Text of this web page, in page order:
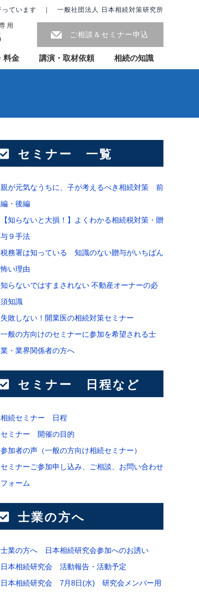
用
ご相談＆セミナー申込
っています ｜ 一般社団法人 日本相続対策研究所
料金 講演・取材依頼 相続の知識
セミナー 一覧
親が元気なうちに、子が考えるべき相続対策 前
編・後編
【知らないと大損！】よくわかる相続税対策・贈
与９手法
税務署は知っている 知識のない贈与がいちばん
怖い理由
知らないではすまされない 不動産オーナーの必
須知識
失敗しない！開業医の相続対策セミナー
一般の方向けのセミナーに参加を希望される士
業・業界関係者の方へ
セミナー 日程など
相続セミナー 日程
セミナー 開催の目的
参加者の声（一般の方向け相続セミナー）
セミナーご参加申し込み、ご相談、お問い合わせ
フォーム
士業の方へ
士業の方へ 日本相続研究会参加へのお誘い
日本相続研究会 活動報告・活動予定
日本相続研究会 7月8日(水) 研究会メンバー用